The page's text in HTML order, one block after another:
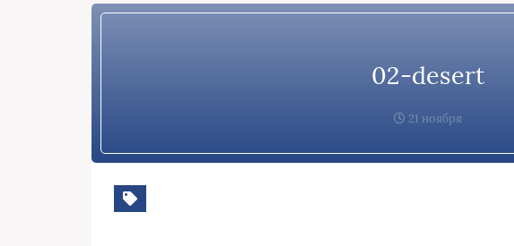
02-desert
21 ноября